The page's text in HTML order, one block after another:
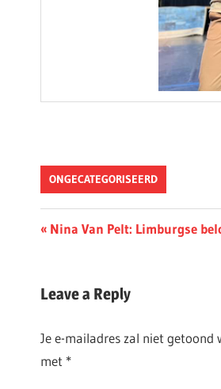
ONGECATEGORISEERD
Berichtnavigatie
Previous
Nina Van Pelt: Limburgse
Leave a Reply
Je e-mailadres zal niet getoond
met *